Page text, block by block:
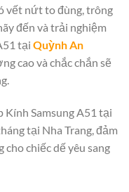
vết nứt to đùng, trông
đến và trải nghiệm
tại Quỳnh An
cao và chắc chắn sẽ
Kính Samsung A51 tại
tại Nha Trang, đảm
chiếc dế yêu sang